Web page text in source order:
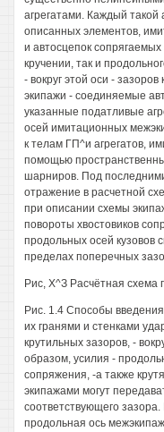
агрегатами. Каждый такой
описанных элементов,
и автосцепок
кручении, так и
- вокруг этой оси -
экипажи - соединяемые
указанные податливые
осей имитационных
к телам ГП^и агрегатов,
помощью
шарниров. Под
отражение в расчетной
при описании схемы
повороты хвостовиков
продольных осей кузовов
пределах поперечных
Рис, Х^З Расчётная схема
Рис. 1.4 Способы
их гранями и стенками
крутильных зазоров, -
образом, усилия -
сопряжения, -а также
экипажами могут
соответствующего зазора.
продольная ось